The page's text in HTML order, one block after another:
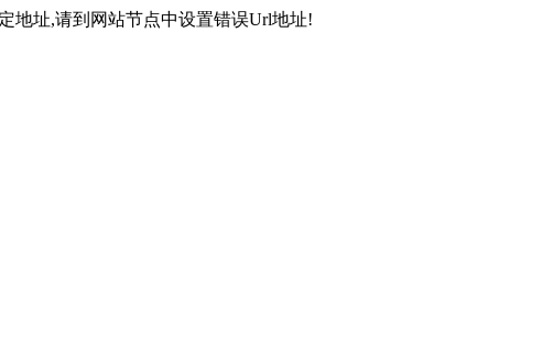
地址,请到网站节点中设置错误Url地址!